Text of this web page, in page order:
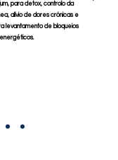
para detox, controlo da
alívio de dores crónicas e
levantamento de bloqueios